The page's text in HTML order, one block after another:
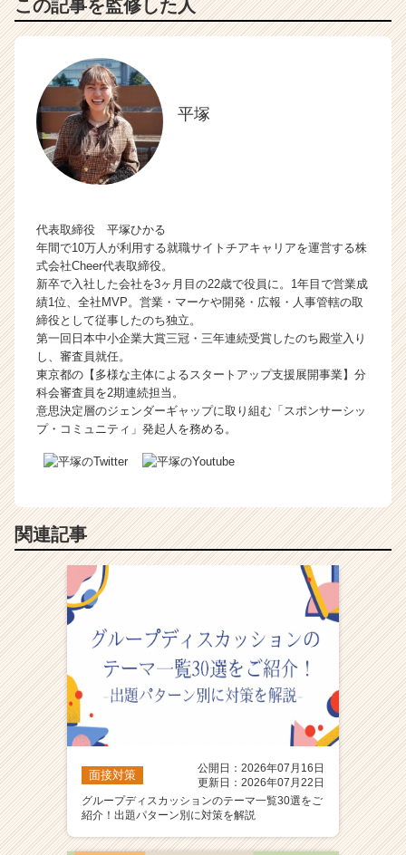
この記事を監修した人
平塚
代表取締役 平塚ひかる
年間で10万人が利用する就職サイトチアキャリアを運営する株
式会社Cheer代表取締役。
新卒で入社した会社を3ヶ月目の22歳で役員に。1年目で営業成
績1位、全社MVP。営業・マーケや開発・広報・人事管轄の取
締役として従事したのち独立。
第一回日本中小企業大賞三冠・三年連続受賞したのち殿堂入り
し、審査員就任。
東京都の【多様な主体によるスタートアップ支援展開事業】分
科会審査員を2期連続担当。
意思決定層のジェンダーギャップに取り組む「スポンサーシッ
プ・コミュニティ」発起人を務める。
関連記事
面接対策
公開日：2026年07月16日
更新日：2026年07月22日
グループディスカッションのテーマ一覧30選をご
紹介！出題パターン別に対策を解説